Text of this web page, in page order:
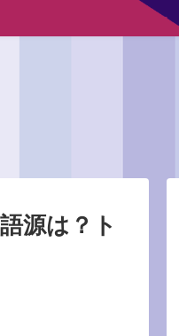
源は？ト